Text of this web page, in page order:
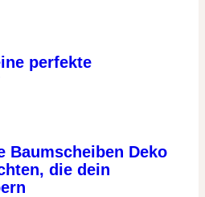
perfekte
Baumscheiben Deko
die dein